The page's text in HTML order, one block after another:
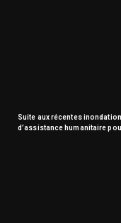
Suite aux récentes
d’assistance humanitaire